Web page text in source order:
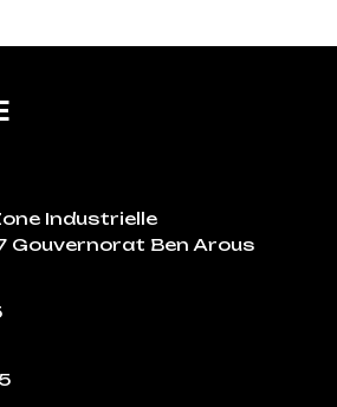
Industrielle
Gouvernorat Ben Arous